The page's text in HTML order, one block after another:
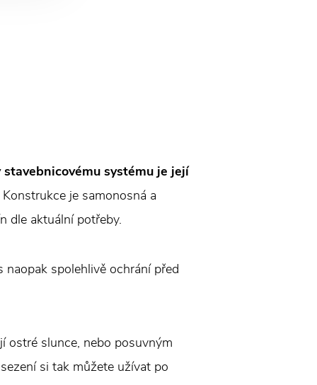
stavebnicovému systému je její
Konstrukce je samonosná a
dle aktuální potřeby.
spolehlivě ochrání před
ostré slunce, nebo posuvným
si tak můžete užívat po